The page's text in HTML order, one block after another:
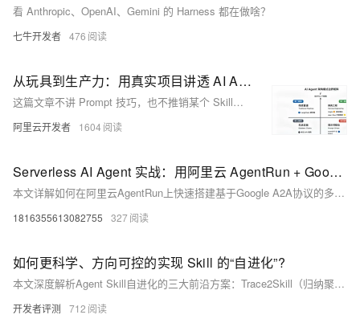
看 Anthropic、OpenAI、Gemini 的 Harness 都在做啥？
七牛开发者 476
从玩具到生产力：用真实项目讲透 AI Agent 的 Harness Engineering
这篇文章不讲 Prompt 技巧，也不推销某个 Skill，只想说清两件事——在企业工程环境里，如何把大模型 Harness（约束与治理）成一个能持续参与交付的协作者；以及大模型时代，程序员为什么正在从“亲手写代码的人”迁移成“定义目标、控节奏、做验收的人”。（文章内容基于作者个人技术实践与独立思考，旨在分享经验，仅代表个人观点。）
阿里云开发者 1604
Serverless AI Agent 实战：用阿里云 AgentRun + Google ADK 搭建多智能体协同工作流
本文详解如何在阿里云AgentRun上快速搭建基于Google A2A协议的多Agent竞品分析系统：搜索、分析、报告三个专业Agent通过Serverless架构协同工作，内置百炼大模型与NAS共享存储，开箱即用、按量计费，显著降低多Agent落地门槛。
1816355613082755 327
如何更科学、方向可控的实现 Skill 的“自进化”?
本文深度解析Agent Skill自进化的三大前沿方案：Trace2Skill（归纳聚合）、EvoSkill（自验证选择）和SkillOpt（类模型训练）。三者分别从群体经验提炼、闭环验证筛选、参数化优化视角，解决单轨迹偏差、质量不稳、冗余低效等痛点，推动Skill构建从“人工调试”迈向“科学工程”。
开发者评测 712